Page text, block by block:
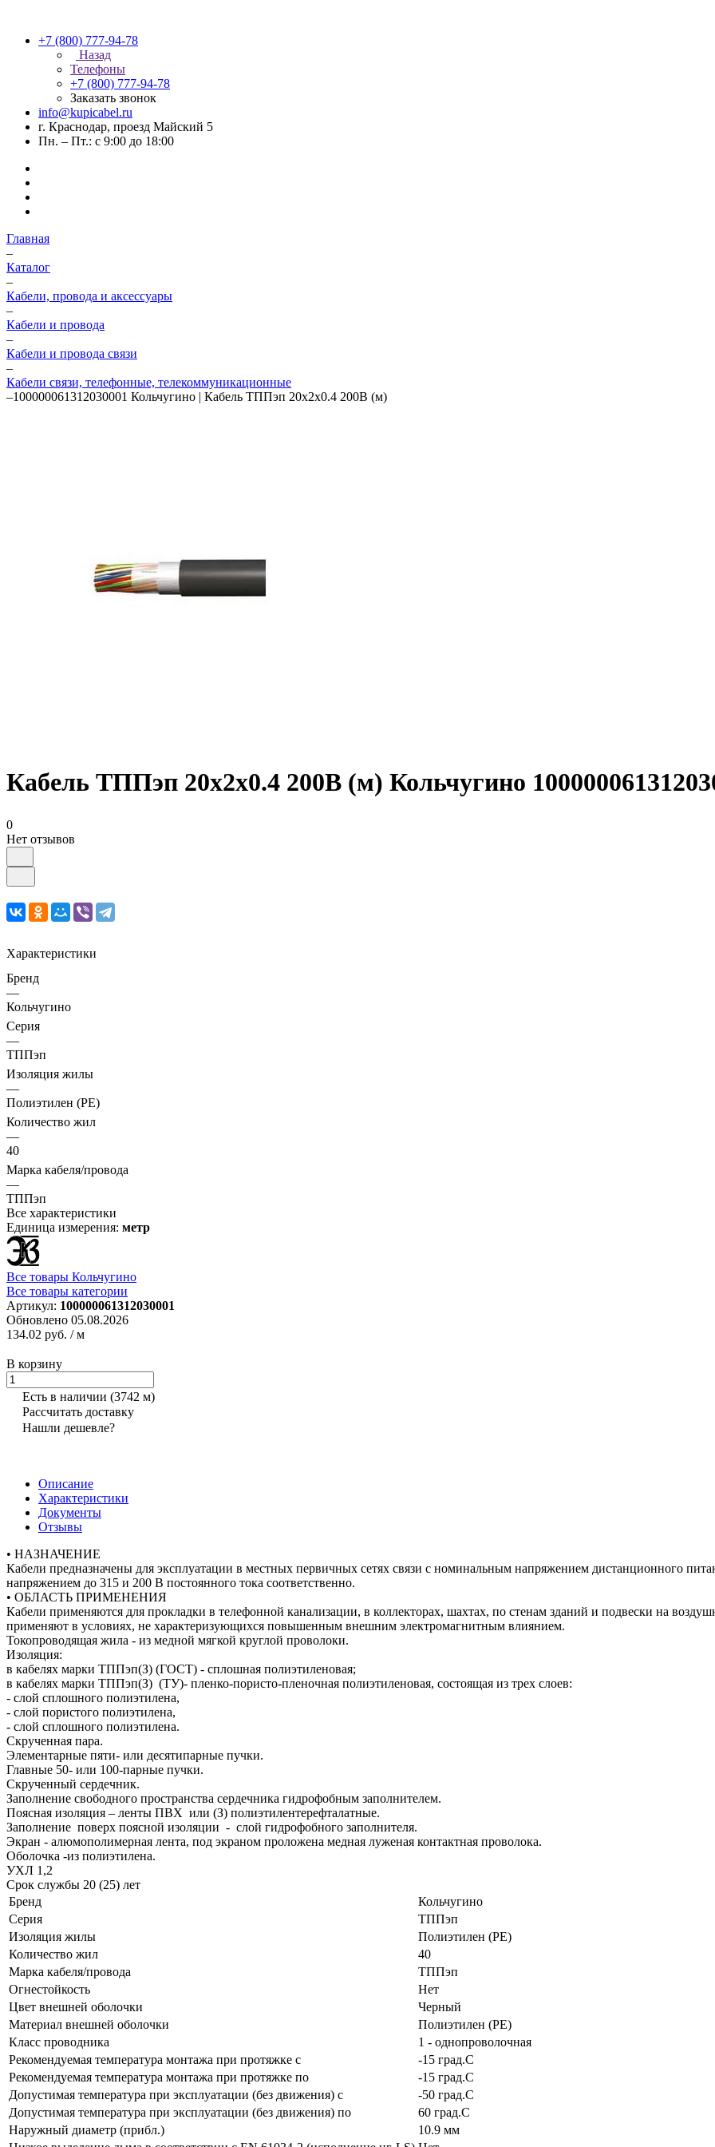
+7 (800) 777-94-78
Назад
Телефоны
+7 (800) 777-94-78
Заказать звонок
info@kupicabel.ru
г. Краснодар, проезд Майский 5
Пн. – Пт.: с 9:00 до 18:00
Главная
–
Каталог
–
Кабели, провода и аксессуары
–
Кабели и провода
–
Кабели и провода связи
–
Кабели связи, телефонные, телекоммуникационные
–100000061312030001 Кольчугино | Кабель ТППэп 20х2х0.4 200В (м)
Кабель ТППэп 20х2х0.4 200В (м) Кольчугино
0
Нет отзывов
Характеристики
Бренд
—
Кольчугино
Серия
—
ТППэп
Изоляция жилы
—
Полиэтилен (PE)
Количество жил
—
40
Марка кабеля/провода
—
ТППэп
Все характеристики
Единица измерения: метр
Все товары Кольчугино
Все товары категории
Артикул: 100000061312030001
Обновлено 05.08.2026
134.02 руб. / м
В корзину
Есть в наличии (3742 м)
Рассчитать доставку
Нашли дешевле?
Описание
Характеристики
Документы
Отзывы
• НАЗНАЧЕНИЕ
Кабели предназначены для эксплуатации в местных первичных сетях связи с номинальным напряжением дистанционного
напряжением до 315 и 200 В постоянного тока соответственно.
• ОБЛАСТЬ ПРИМЕНЕНИЯ
Кабели применяются для прокладки в телефонной канализации, в коллекторах, шахтах, по стенам зданий и подвески на
применяют в условиях, не характеризующихся повышенным внешним электромагнитным влиянием.
Токопроводящая жила - из медной мягкой круглой проволоки.
Изоляция:
в кабелях марки ТППэп(З) (ГОСТ) - сплошная полиэтиленовая;
в кабелях марки ТППэп(З) (ТУ)- пленко-пористо-пленочная полиэтиленовая, состоящая из трех слоев:
- слой сплошного полиэтилена,
- слой пористого полиэтилена,
- слой сплошного полиэтилена.
Скрученная пара.
Элементарные пяти- или десятипарные пучки.
Главные 50- или 100-парные пучки.
Скрученный сердечник.
Заполнение свободного пространства сердечника гидрофобным заполнителем.
Поясная изоляция – ленты ПВХ или (З) полиэтилентерефталатные.
Заполнение поверх поясной изоляции - слой гидрофобного заполнителя.
Экран - алюмополимерная лента, под экраном проложена медная луженая контактная проволока.
Оболочка -из полиэтилена.
УХЛ 1,2
Срок службы 20 (25) лет
Бренд
Кольчугино
Серия
ТППэп
Изоляция жилы
Полиэтилен (PE)
Количество жил
40
Марка кабеля/провода
ТППэп
Огнестойкость
Нет
Цвет внешней оболочки
Черный
Материал внешней оболочки
Полиэтилен (PE)
Класс проводника
1 - однопроволочная
Рекомендуемая температура монтажа при протяжке с
-15 град.C
Рекомендуемая температура монтажа при протяжке по
-15 град.C
Допустимая температура при эксплуатации (без движения) с
-50 град.C
Допустимая температура при эксплуатации (без движения) по
60 град.C
Наружный диаметр (прибл.)
10.9 мм